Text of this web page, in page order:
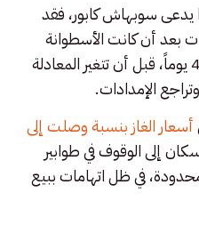
يدعى سوبهاش كابور، فقد
بعد أن كانت الأسطوانة
تكلف نحو 900 روبية وتكفي 40 يوماً، قبل أن تتغير المعادلة
الإمدادات.
أسعار الغاز بنسبة وصلت إلى
إلى الوقوف في طوابير
في ظل اتهامات ببيع